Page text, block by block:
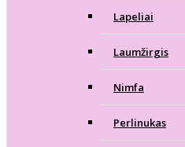
Lapeliai
Laumžirgis
Nimfa
Perlinukas